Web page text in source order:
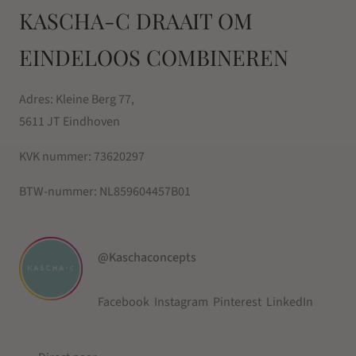
KASCHA-C DRAAIT OM
EINDELOOS COMBINEREN
Adres: Kleine Berg 77,
5611 JT Eindhoven
KVK nummer: 73620297
BTW-nummer: NL859604457B01
@Kaschaconcepts
Facebook Instagram Pinterest LinkedIn